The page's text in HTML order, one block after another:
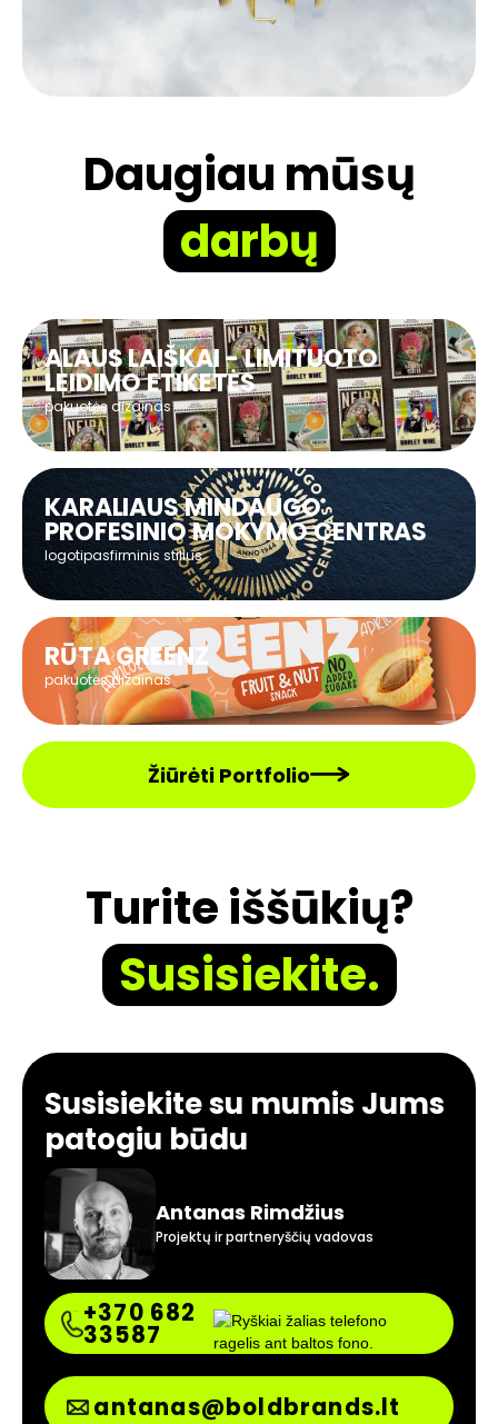
Daugiau mūsų
darbų
ALAUS LAIŠKAI - LIMITUOTO
LEIDIMO ETIKETĖS
pakuotės dizainas
KARALIAUS MINDAUGO
PROFESINIO MOKYMO CENTRAS
logotipasfirminis stilius
RŪTA GREENZ
pakuotės dizainas
Žiūrėti Portfolio
Turite iššūkių?
Susisiekite.
Susisiekite su mumis Jums
patogiu būdu
Antanas Rimdžius
Projektų ir partneryščių vadovas
+370 682
33587
antanas@boldbrands.lt